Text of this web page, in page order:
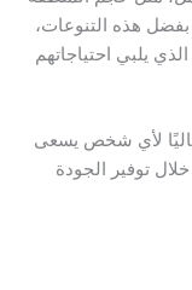
التنوعات،
احتياجاتهم
شخص يسعى
الجودة